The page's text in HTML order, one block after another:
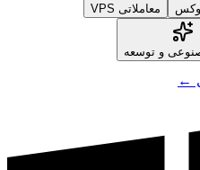
معاملاتی VPS
و توسعه
←